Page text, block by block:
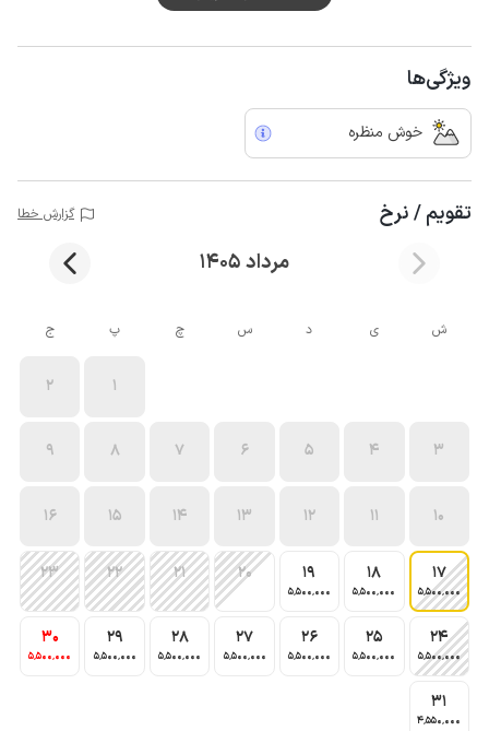
ویژگی‌ها
خوش منظره
تقویم / نرخ گزارش خطا
مرداد 1405
ش ی د س چ پ ج
1
2
3
4
5
6
7
8
9
10
11
12
13
14
15
16
17
5٬500٬000
18
5٬500٬000
19
5٬500٬000
20
21
22
23
24
5٬500٬000
25
5٬500٬000
26
5٬500٬000
27
5٬500٬000
28
5٬500٬000
29
5٬500٬000
30
5٬500٬000
31
4٬550٬000